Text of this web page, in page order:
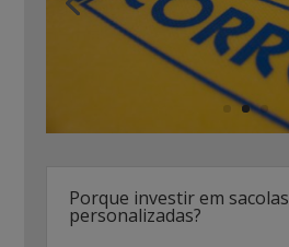
Porque investir em sacolas
personalizadas?